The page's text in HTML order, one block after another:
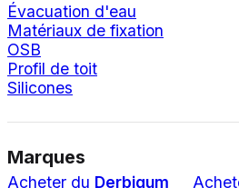
Évacuation d'eau
Matériaux de fixation
OSB
Profil de toit
Silicones
Marques
Acheter du Derbigum